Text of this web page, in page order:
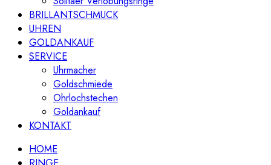
BRILLANTSCHMUCK
UHREN
GOLDANKAUF
SERVICE
Uhrmacher
Goldschmiede
Ohrlochstechen
Goldankauf
KONTAKT
HOME